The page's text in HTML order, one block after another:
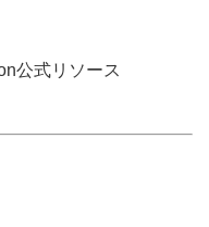
公式リソース